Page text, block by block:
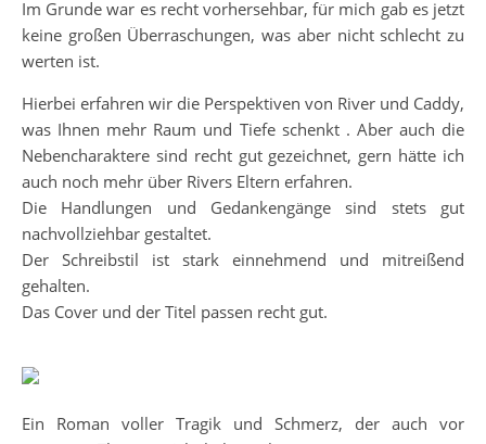
Im Grunde war es recht vorhersehbar, für mich gab es jetzt
keine großen Überraschungen, was aber nicht schlecht zu
werten ist.
Hierbei erfahren wir die Perspektiven von River und Caddy,
was Ihnen mehr Raum und Tiefe schenkt . Aber auch die
Nebencharaktere sind recht gut gezeichnet, gern hätte ich
auch noch mehr über Rivers Eltern erfahren.
Die Handlungen und Gedankengänge sind stets gut
nachvollziehbar gestaltet.
Der Schreibstil ist stark einnehmend und mitreißend
gehalten.
Das Cover und der Titel passen recht gut.
Ein Roman voller Tragik und Schmerz, der auch vor